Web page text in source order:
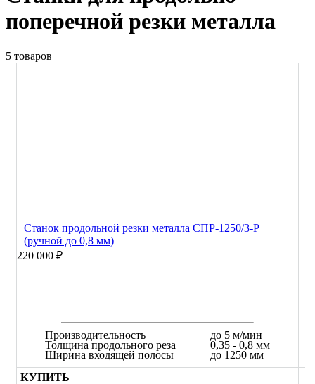
поперечной резки металла
5 товаров
Станок продольной резки металла СПР-1250/3-Р
(ручной до 0,8 мм)
220 000 ₽
Производительность
Толщина продольного реза
Ширина входящей полосы
до 5 м/мин
0,35 - 0,8 мм
до 1250 мм
КУПИТЬ